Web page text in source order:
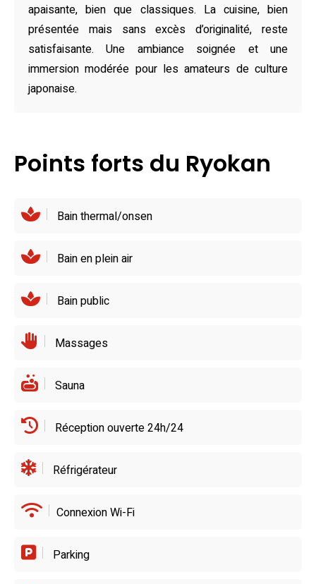
La gastronomie est au centre de votre séjour, avec sept
restaurants sur place proposant des cuisines variées,
allant des plats japonais traditionnels aux saveurs
chinoises et européennes. À proximité, explorez les
marchés locaux et dégustez des spécialités de la région
apaisante, bien que classiques. La cuisine, bien
présentée mais sans excès d’originalité, reste
satisfaisante. Une ambiance soignée et une
immersion modérée pour les amateurs de culture
japonaise.
Points forts du Ryokan
Bain thermal/onsen
Bain en plein air
Bain public
Massages
Sauna
Réception ouverte 24h/24
Réfrigérateur
Connexion Wi-Fi
Parking